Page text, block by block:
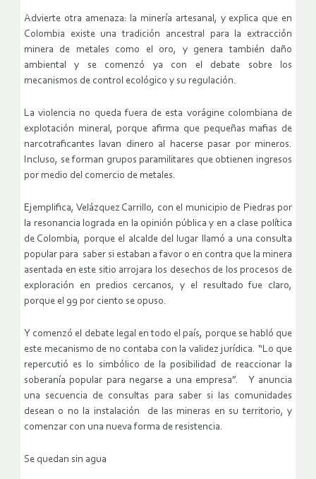
Advierte otra amenaza: la minería artesanal, y explica que en
Colombia existe una tradición ancestral para la extracción
minera de metales como el oro, y genera también daño
ambiental y se comenzó ya con el debate sobre los
mecanismos de control ecológico y su regulación.
La violencia no queda fuera de esta vorágine colombiana de
explotación mineral, porque afirma que pequeñas mafias de
narcotraficantes lavan dinero al hacerse pasar por mineros.
Incluso, se forman grupos paramilitares que obtienen ingresos
por medio del comercio de metales.
Ejemplifica, Velázquez Carrillo, con el municipio de Piedras por
la resonancia lograda en la opinión pública y en a clase política
de Colombia, porque el alcalde del lugar llamó a una consulta
popular para saber si estaban a favor o en contra que la minera
asentada en este sitio arrojara los desechos de los procesos de
exploración en predios cercanos, y el resultado fue claro,
porque el 99 por ciento se opuso.
Y comenzó el debate legal en todo el país, porque se habló que
este mecanismo de no contaba con la validez jurídica. “Lo que
repercutió es lo simbólico de la posibilidad de reaccionar la
soberanía popular para negarse a una empresa”. Y anuncia
una secuencia de consultas para saber si las comunidades
desean o no la instalación de las mineras en su territorio, y
comenzar con una nueva forma de resistencia.
Se quedan sin agua